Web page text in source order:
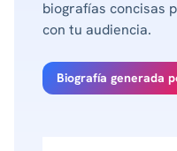
biografías concisas
con tu audiencia.
Biografía generada